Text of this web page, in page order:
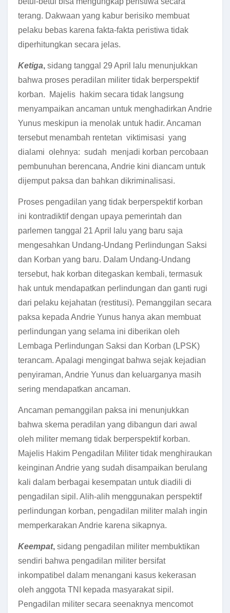
terang. Dakwaan yang kabur berisiko membuat
pelaku bebas karena fakta-fakta peristiwa tidak
diperhitungkan secara jelas.
Ketiga, sidang tanggal 29 April lalu menunjukkan
bahwa proses peradilan militer tidak berperspektif
korban. Majelis hakim secara tidak langsung
menyampaikan ancaman untuk menghadirkan Andrie
Yunus meskipun ia menolak untuk hadir. Ancaman
tersebut menambah rentetan viktimisasi yang
dialami olehnya: sudah menjadi korban percobaan
pembunuhan berencana, Andrie kini diancam untuk
dijemput paksa dan bahkan dikriminalisasi.
Proses pengadilan yang tidak berperspektif korban
ini kontradiktif dengan upaya pemerintah dan
parlemen tanggal 21 April lalu yang baru saja
mengesahkan Undang-Undang Perlindungan Saksi
dan Korban yang baru. Dalam Undang-Undang
tersebut, hak korban ditegaskan kembali, termasuk
hak untuk mendapatkan perlindungan dan ganti rugi
dari pelaku kejahatan (restitusi). Pemanggilan secara
paksa kepada Andrie Yunus hanya akan membuat
perlindungan yang selama ini diberikan oleh
Lembaga Perlindungan Saksi dan Korban (LPSK)
terancam. Apalagi mengingat bahwa sejak kejadian
penyiraman, Andrie Yunus dan keluarganya masih
sering mendapatkan ancaman.
Ancaman pemanggilan paksa ini menunjukkan
bahwa skema peradilan yang dibangun dari awal
oleh militer memang tidak berperspektif korban.
Majelis Hakim Pengadilan Militer tidak menghiraukan
keinginan Andrie yang sudah disampaikan berulang
kali dalam berbagai kesempatan untuk diadili di
pengadilan sipil. Alih-alih menggunakan perspektif
perlindungan korban, pengadilan militer malah ingin
memperkarakan Andrie karena sikapnya.
Keempat, sidang pengadilan militer membuktikan
sendiri bahwa pengadilan militer bersifat
inkompatibel dalam menangani kasus kekerasan
oleh anggota TNI kepada masyarakat sipil.
Pengadilan militer secara seenaknya mencomot